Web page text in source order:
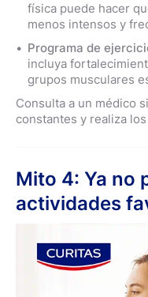
física puede hacer
menos intensos y
Programa de
incluya
grupos musculares
Consulta a un médico
constantes y realiza
Mito 4: Ya no
actividades